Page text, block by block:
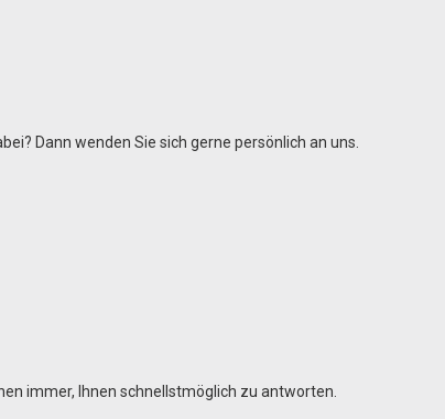
Dann wenden Sie sich gerne persönlich an uns.
immer, Ihnen schnellstmöglich zu antworten.